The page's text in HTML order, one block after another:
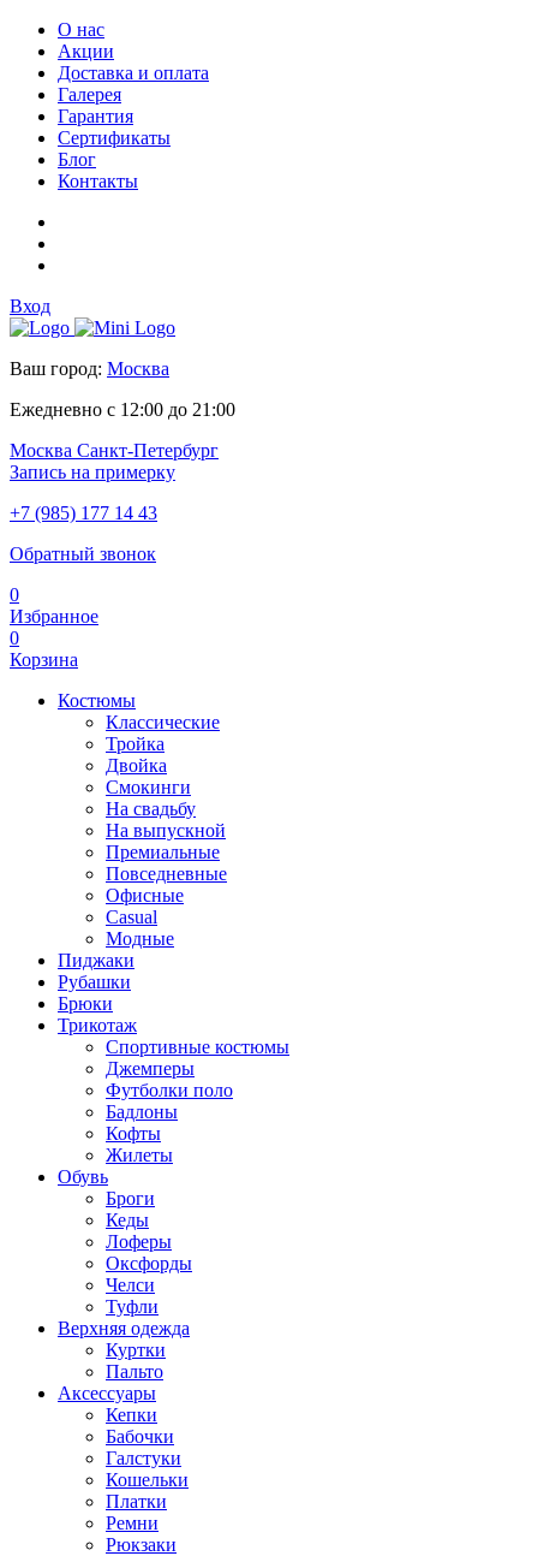
О нас
Акции
Доставка и оплата
Галерея
Гарантия
Сертификаты
Блог
Контакты
Вход
Ваш город: Москва
Ежедневно с 12:00 до 21:00
Москва Санкт-Петербург
Запись на примерку
+7 (985) 177 14 43
Обратный звонок
0
Избранное
0
Корзина
Костюмы
Классические
Тройка
Двойка
Смокинги
На свадьбу
На выпускной
Премиальные
Повседневные
Офисные
Casual
Модные
Пиджаки
Рубашки
Брюки
Трикотаж
Спортивные костюмы
Джемперы
Футболки поло
Бадлоны
Кофты
Жилеты
Обувь
Броги
Кеды
Лоферы
Оксфорды
Челси
Туфли
Верхняя одежда
Куртки
Пальто
Аксессуары
Кепки
Бабочки
Галстуки
Кошельки
Платки
Ремни
Рюкзаки